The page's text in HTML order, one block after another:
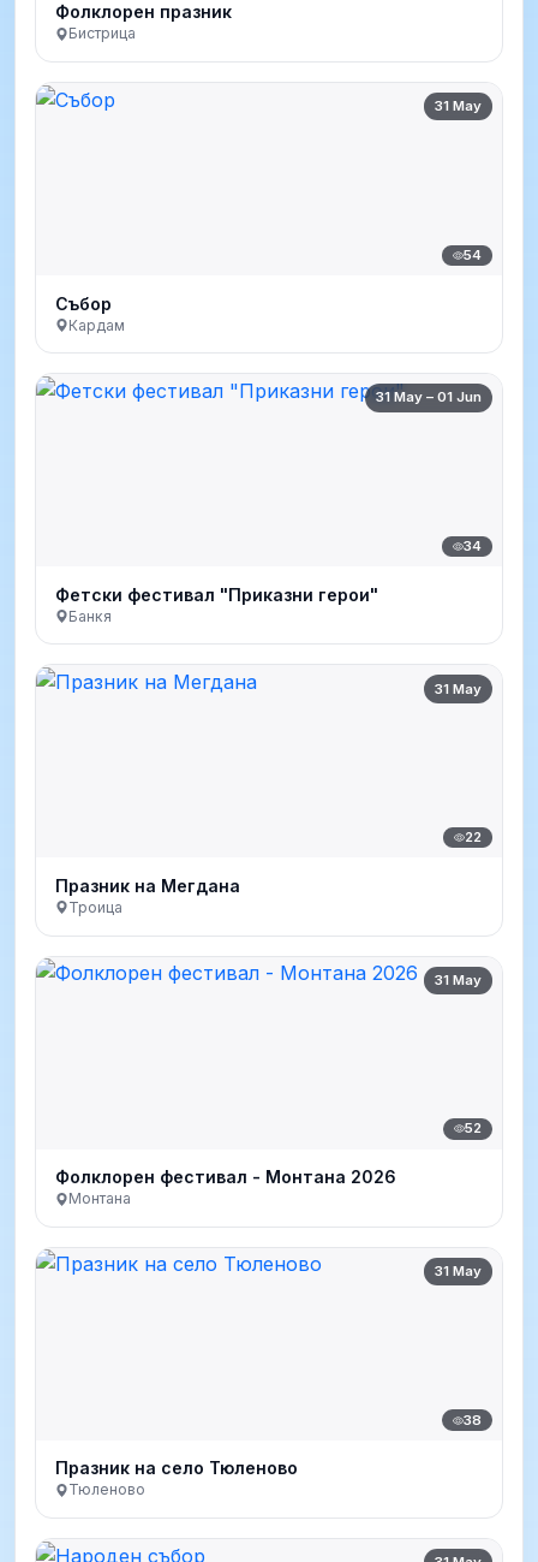
Фолклорен празник
Бистрица
31 May
54
Събор
Кардам
31 May – 01 Jun
34
Фетски фестивал "Приказни герои"
Банкя
31 May
22
Празник на Мегдана
Троица
31 May
52
Фолклорен фестивал - Монтана 2026
Монтана
31 May
38
Празник на село Тюленово
Тюленово